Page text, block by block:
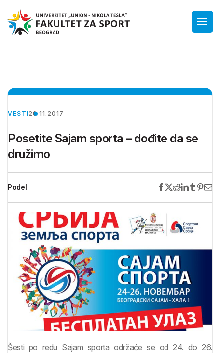
VESTI20.11.2017
Posetite Sajam sporta – dođite da se
družimo
Podeli
Šesti po redu Sajam sporta održaće se od 24. do 26.